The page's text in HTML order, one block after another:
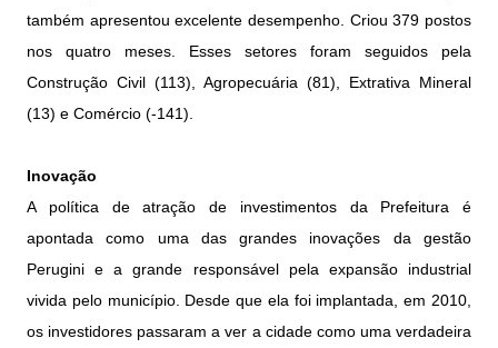
também apresentou excelente desempenho. Criou 379 postos
nos quatro meses. Esses setores foram seguidos pela
Construção Civil (113), Agropecuária (81), Extrativa Mineral
(13) e Comércio (-141).
Inovação
A política de atração de investimentos da Prefeitura é
apontada como uma das grandes inovações da gestão
Perugini e a grande responsável pela expansão industrial
vivida pelo município. Desde que ela foi implantada, em 2010,
os investidores passaram a ver a cidade como uma verdadeira